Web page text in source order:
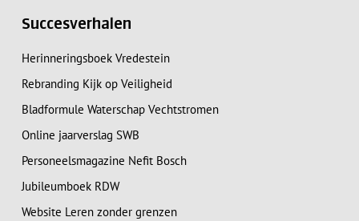
Succesverhalen
Herinneringsboek Vredestein
Rebranding Kijk op Veiligheid
Bladformule Waterschap Vechtstromen
Online jaarverslag SWB
Personeelsmagazine Nefit Bosch
Jubileumboek RDW
Website Leren zonder grenzen